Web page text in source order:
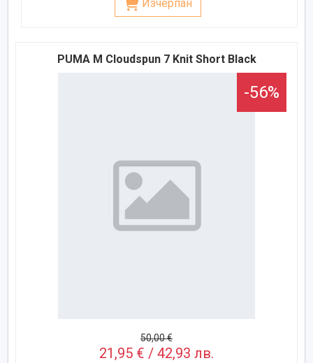
Изчерпан
PUMA M Cloudspun 7 Knit Short Black
-56%
50,00 €
21,95 € / 42,93 лв.